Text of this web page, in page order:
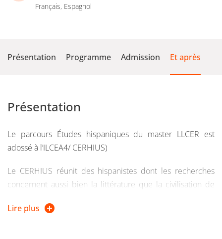
Français, Espagnol
Présentation Programme Admission Et après
Présentation
Le parcours Études hispaniques du master LLCER est
adossé à l’ILCEA4/ CERHIUS)
Le CERHIUS réunit des hispanistes dont les recherches
concernent aussi bien la littérature que la civilisation de
monde hispanique.
Lire plus